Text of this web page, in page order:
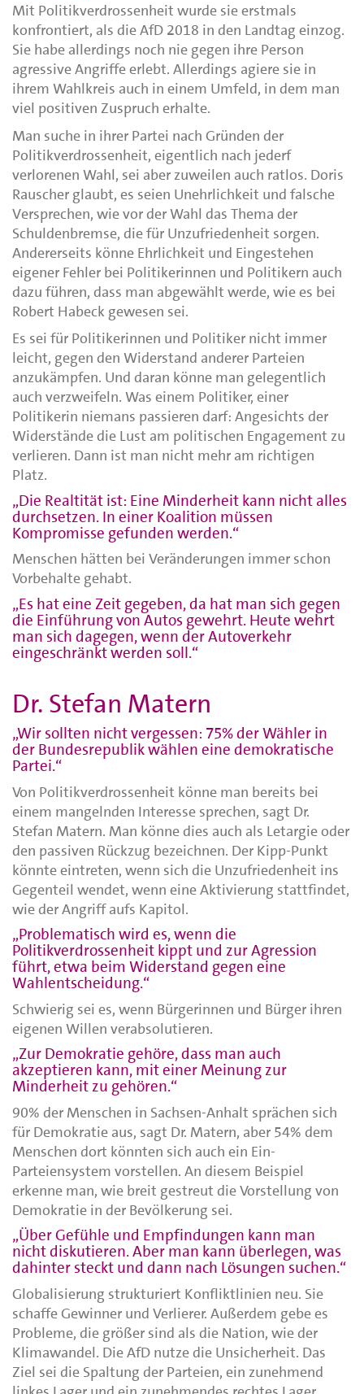
Mit Politikverdrossenheit wurde sie erstmals
konfrontiert, als die AfD 2018 in den Landtag einzog.
Sie habe allerdings noch nie gegen ihre Person
agressive Angriffe erlebt. Allerdings agiere sie in
ihrem Wahlkreis auch in einem Umfeld, in dem man
viel positiven Zuspruch erhalte.
Man suche in ihrer Partei nach Gründen der
Politikverdrossenheit, eigentlich nach jederf
verlorenen Wahl, sei aber zuweilen auch ratlos. Doris
Rauscher glaubt, es seien Unehrlichkeit und falsche
Versprechen, wie vor der Wahl das Thema der
Schuldenbremse, die für Unzufriedenheit sorgen.
Andererseits könne Ehrlichkeit und Eingestehen
eigener Fehler bei Politikerinnen und Politikern auch
dazu führen, dass man abgewählt werde, wie es bei
Robert Habeck gewesen sei.
Es sei für Politikerinnen und Politiker nicht immer
leicht, gegen den Widerstand anderer Parteien
anzukämpfen. Und daran könne man gelegentlich
auch verzweifeln. Was einem Politiker, einer
Politikerin niemans passieren darf: Angesichts der
Widerstände die Lust am politischen Engagement zu
verlieren. Dann ist man nicht mehr am richtigen
Platz.
„Die Realtität ist: Eine Minderheit kann nicht alles
durchsetzen. In einer Koalition müssen
Kompromisse gefunden werden.“
Menschen hätten bei Veränderungen immer schon
Vorbehalte gehabt.
„Es hat eine Zeit gegeben, da hat man sich gegen
die Einführung von Autos gewehrt. Heute wehrt
man sich dagegen, wenn der Autoverkehr
eingeschränkt werden soll.“
Dr. Stefan Matern
„Wir sollten nicht vergessen: 75% der Wähler in
der Bundesrepublik wählen eine demokratische
Partei.“
Von Politikverdrossenheit könne man bereits bei
einem mangelnden Interesse sprechen, sagt Dr.
Stefan Matern. Man könne dies auch als Letargie oder
den passiven Rückzug bezeichnen. Der Kipp-Punkt
könnte eintreten, wenn sich die Unzufriedenheit ins
Gegenteil wendet, wenn eine Aktivierung stattfindet,
wie der Angriff aufs Kapitol.
„Problematisch wird es, wenn die
Politikverdrossenheit kippt und zur Agression
führt, etwa beim Widerstand gegen eine
Wahlentscheidung.“
Schwierig sei es, wenn Bürgerinnen und Bürger ihren
eigenen Willen verabsolutieren.
„Zur Demokratie gehöre, dass man auch
akzeptieren kann, mit einer Meinung zur
Minderheit zu gehören.“
90% der Menschen in Sachsen-Anhalt sprächen sich
für Demokratie aus, sagt Dr. Matern, aber 54% dem
Menschen dort könnten sich auch ein Ein-
Parteiensystem vorstellen. An diesem Beispiel
erkenne man, wie breit gestreut die Vorstellung von
Demokratie in der Bevölkerung sei.
„Über Gefühle und Empfindungen kann man
nicht diskutieren. Aber man kann überlegen, was
dahinter steckt und dann nach Lösungen suchen.“
Globalisierung strukturiert Konfliktlinien neu. Sie
schaffe Gewinner und Verlierer. Außerdem gebe es
Probleme, die größer sind als die Nation, wie der
Klimawandel. Die AfD nutze die Unsicherheit. Das
Ziel sei die Spaltung der Parteien, ein zunehmend